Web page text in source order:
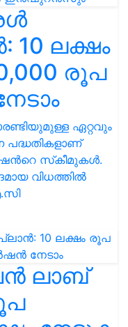
ലക്ഷം
രൂപ
ഏറ്റവും
പദ്ധതികളാണ്
സ്‌കീമുകൾ.
വിധത്തിൽ
ലാബ്